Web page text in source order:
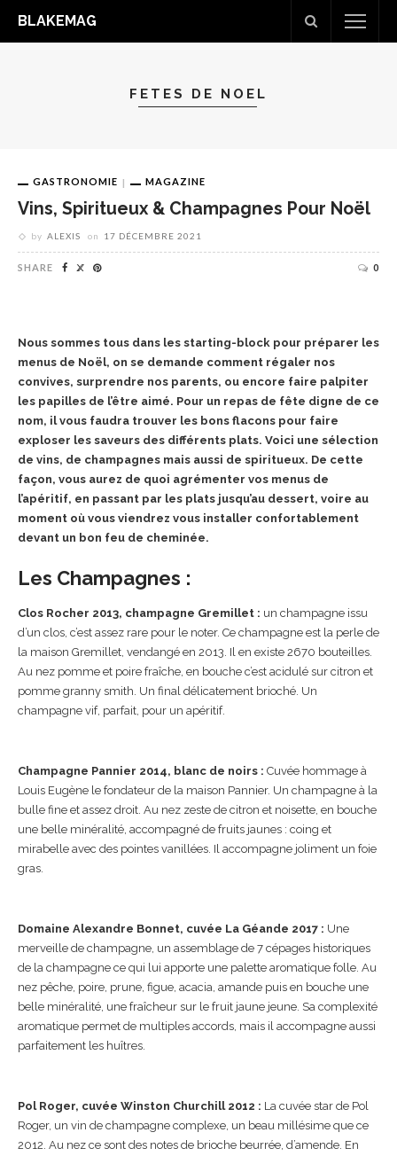
BLAKEMAG
FETES DE NOEL
GASTRONOMIE MAGAZINE
Vins, Spiritueux & Champagnes Pour Noël
by ALEXIS on 17 DÉCEMBRE 2021
SHARE 0
Nous sommes tous dans les starting-block pour préparer les
menus de Noël, on se demande comment régaler nos
convives, surprendre nos parents, ou encore faire palpiter
les papilles de l’être aimé. Pour un repas de fête digne de ce
nom, il vous faudra trouver les bons flacons pour faire
exploser les saveurs des différents plats. Voici une sélection
de vins, de champagnes mais aussi de spiritueux. De cette
façon, vous aurez de quoi agrémenter vos menus de
l’apéritif, en passant par les plats jusqu’au dessert, voire au
moment où vous viendrez vous installer confortablement
devant un bon feu de cheminée.
Les Champagnes :
Clos Rocher 2013, champagne Gremillet : un champagne issu
d’un clos, c’est assez rare pour le noter. Ce champagne est la perle de
la maison Gremillet, vendangé en 2013. Il en existe 2670 bouteilles.
Au nez pomme et poire fraîche, en bouche c’est acidulé sur citron et
pomme granny smith. Un final délicatement brioché. Un
champagne vif, parfait, pour un apéritif.
Champagne Pannier 2014, blanc de noirs : Cuvée hommage à
Louis Eugène le fondateur de la maison Pannier. Un champagne à la
bulle fine et assez droit. Au nez zeste de citron et noisette, en bouche
une belle minéralité, accompagné de fruits jaunes : coing et
mirabelle avec des pointes vanillées. Il accompagne joliment un foie
gras.
Domaine Alexandre Bonnet, cuvée La Géande 2017 : Une
merveille de champagne, un assemblage de 7 cépages historiques
de la champagne ce qui lui apporte une palette aromatique folle. Au
nez pêche, poire, prune, figue, acacia, amande puis en bouche une
belle minéralité, une fraîcheur sur le fruit jaune jeune. Sa complexité
aromatique permet de multiples accords, mais il accompagne aussi
parfaitement les huîtres.
Pol Roger, cuvée Winston Churchill 2012 : La cuvée star de Pol
Roger, un vin de champagne complexe, un beau millésime que ce
2012. Au nez ce sont des notes de brioche beurrée, d’amende. En